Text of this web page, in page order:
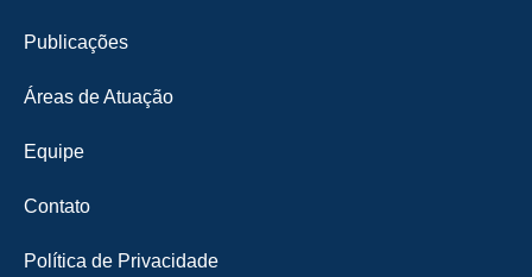
Publicações
Áreas de Atuação
Equipe
Contato
Política de Privacidade